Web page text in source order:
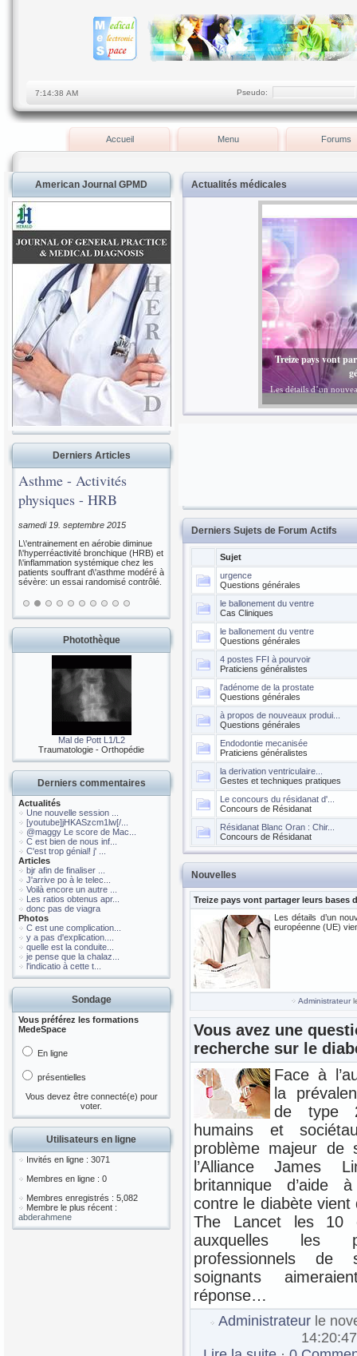
Pseudo:
Accueil Menu Forums
American Journal GPMD
Derniers Articles
Asthme - Activités
physiques - HRB
samedi 19. septembre 2015
L\'entrainement en aérobie diminue
l\'hyperréactivité bronchique (HRB) et
l\'inflammation systémique chez les
patients souffrant d\'asthme modéré à
sévère: un essai randomisé contrôlé.
Photothèque
Mal de Pott L1/L2
Traumatologie - Orthopédie
Derniers commentaires
Actualités
Une nouvelle session ...
[youtube]jHKASzcm1lw[/...
@maggy Le score de Mac...
C est bien de nous inf...
C'est trop génial! j' ...
Articles
bjr afin de finaliser ...
J'arrive po à le telec...
Voilà encore un autre ...
Les ratios obtenus apr...
donc pas de viagra
Photos
C est une complication...
y a pas d'explication....
quelle est la conduite...
je pense que la chalaz...
l'indicatio à cette t...
Sondage
Vous préférez les formations
MedeSpace
En ligne
présentielles
Vous devez être connecté(e) pour
voter.
Utilisateurs en ligne
Invités en ligne : 3071
Membres en ligne : 0
Membres enregistrés : 5,082
Membre le plus récent :
abderahmene
Actualités médicales
Vous avez une
Face à
Derniers Sujets de Forum Actifs
Sujet
urgence
Questions générales
le ballonement du ventre
Cas Cliniques
le ballonement du ventre
Questions générales
4 postes FFI à pourvoir
Praticiens généralistes
l'adénome de la prostate
Questions générales
à propos de nouveaux produi...
Questions générales
Endodontie mecanisée
Praticiens généralistes
la derivation ventriculaire...
Gestes et techniques pratiques
Le concours du résidanat d'...
Concours de Résidanat
Résidanat Blanc Oran : Chir...
Concours de Résidanat
Nouvelles
Treize pays vont partager leurs bases
Les détails d’un
européenne (UE)
Administrateur
Vous avez une
recherche sur le
Face à
la
de type
humains et
problème majeur de
l’Alliance James
britannique d’aide
contre le diabète vient
The Lancet les 10
auxquelles les
professionnels
soignants
réponse…
Administrateurle
14:20:47